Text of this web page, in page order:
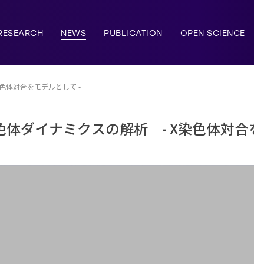
NEWS PUBLICATION OPEN SCIENCE
体対合をモデルとして -
体ダイナミクスの解析 - X染色体対合